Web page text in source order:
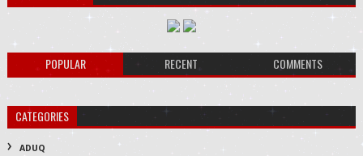
POPULAR RECENT COMMENTS
CATEGORIES
ADUQ